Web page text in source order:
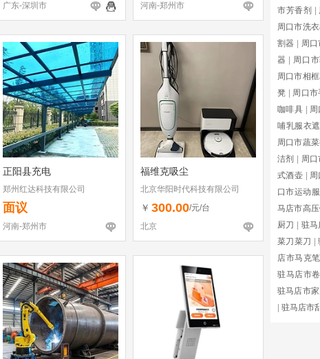
广东-深圳市 河南-郑州市
正阳县充电
郑州红达科技有限公司
面议
河南-郑州市
福维克吸尘
北京华阳时代科技有限公司
￥ 300.00/元/台
北京
市芳香剂
周口市洗
割器
周
器
周口
周口市相
凳
周口
咖啡具
哺乳服衣
周口市蔬
洁剂
周
式酒壶
口市运动服
马店市高
厨刀
驻马
菜刀菜刀
店市马克笔
驻马店市
驻马店市
驻马店市